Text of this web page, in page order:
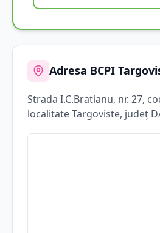
Adresa BCPI
Strada I.C.Bratianu, nr. 27,
localitateTargoviste, județ